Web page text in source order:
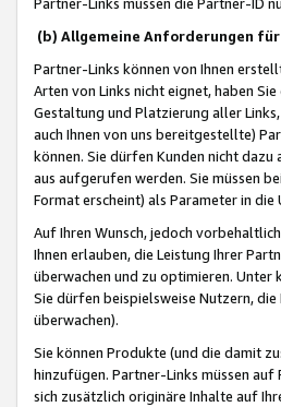
(b) Allgemeine Anforderungen
Partner-Links können von Ihnen
Arten von Links nicht eignet, haben
Gestaltung und Platzierung aller
auch Ihnen von uns bereitgestellte)
können. Sie dürfen Kunden nicht
aus aufgerufen werden. Sie müssen
Format erscheint) als Parameter in
Auf Ihren Wunsch, jedoch
Ihnen erlauben, die Leistung Ihrer
überwachen und zu optimieren. Unter
Sie dürfen beispielsweise Nutzern,
überwachen).
Sie können Produkte (und die damit
hinzufügen. Partner-Links müssen
sich zusätzlich originäre Inhalte auf